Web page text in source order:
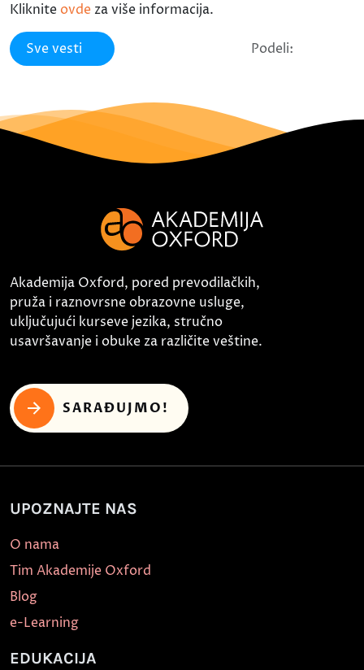
Kliknite ovde za više informacija.
Sve vesti Podeli:
Akademija Oxford, pored prevodilačkih,
pruža i raznovrsne obrazovne usluge,
uključujući kurseve jezika, stručno
usavršavanje i obuke za različite veštine.
SARAĐUJMO!
UPOZNAJTE NAS
O nama
Tim Akademije Oxford
Blog
e-Learning
EDUKACIJA